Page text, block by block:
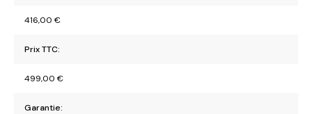
416,00 €
Prix TTC:
499,00 €
Garantie: